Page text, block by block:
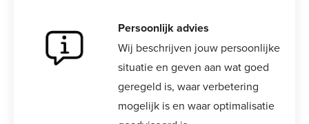
Persoonlijk advies
Wij beschrijven jouw persoonlijke
situatie en geven aan wat goed
geregeld is, waar verbetering
mogelijk is en waar optimalisatie